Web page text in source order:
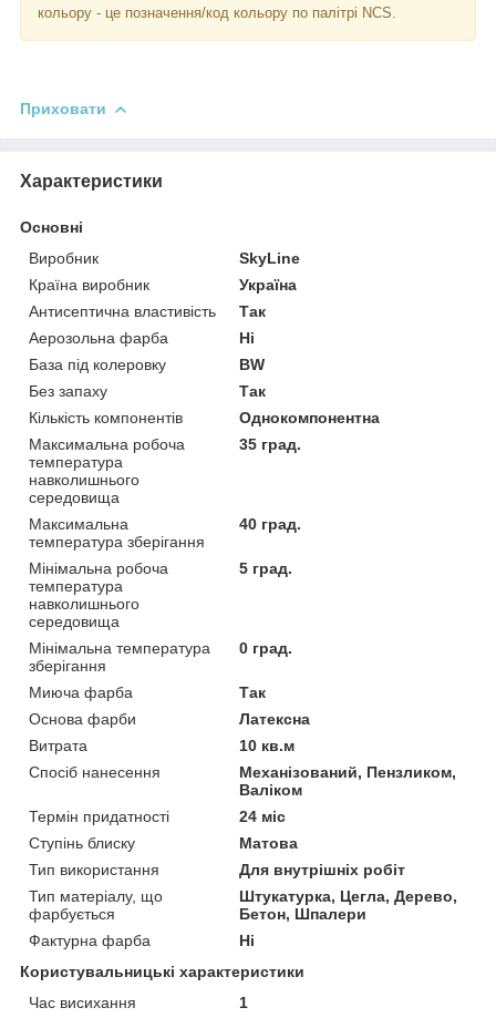
кольору - це позначення/код кольору по палітрі NCS.
Приховати
Характеристики
Основні
Виробник
SkyLine
Країна виробник
Україна
Антисептична властивість
Так
Аерозольна фарба
Ні
База під колеровку
BW
Без запаху
Так
Кількість компонентів
Однокомпонентна
Максимальна робоча
температура
навколишнього
середовища
35 град.
Максимальна
температура зберігання
40 град.
Мінімальна робоча
температура
навколишнього
середовища
5 град.
Мінімальна температура
зберігання
0 град.
Миюча фарба
Так
Основа фарби
Латексна
Витрата
10 кв.м
Спосіб нанесення
Механізований, Пензликом,
Валіком
Термін придатності
24 міс
Ступінь блиску
Матова
Тип використання
Для внутрішніх робіт
Тип матеріалу, що
фарбується
Штукатурка, Цегла, Дерево,
Бетон, Шпалери
Фактурна фарба
Ні
Користувальницькі характеристики
Час висихання
1